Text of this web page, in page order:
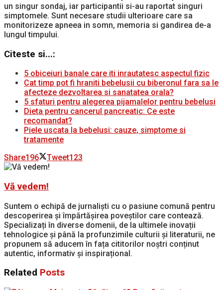
un singur sondaj, iar participantii si-au raportat singuri
simptomele. Sunt necesare studii ulterioare care sa
monitorizeze apneea in somn, memoria si gandirea de-a
lungul timpului.
Citeste si...:
5 obiceiuri banale care iti inrautatesc aspectul fizic
Cat timp pot fi hraniti bebelusii cu biberonul fara sa le
afecteze dezvoltarea si sanatatea orala?
5 sfaturi pentru alegerea pijamalelor pentru bebelusi
Dieta pentru cancerul pancreatic: Ce este
recomandat?
Piele uscata la bebelusi: cauze, simptome si
tratamente
Share196 Tweet123
Vă vedem!
Suntem o echipă de jurnaliști cu o pasiune comună pentru
descoperirea și împărtășirea poveștilor care contează.
Specializați în diverse domenii, de la ultimele inovații
tehnologice și până la profunzimile culturii și literaturii, ne
propunem să aducem în fața cititorilor noștri conținut
autentic, informativ și inspirațional.
Related Posts